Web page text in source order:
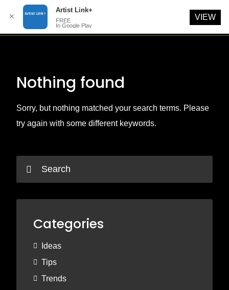
Nothing found
Sorry, but nothing matched your search terms. Please
try again with some different keywords.
Categories
Ideas
Tips
Trends
✕
Artist Link+
FREE
In Google Play
VIEW